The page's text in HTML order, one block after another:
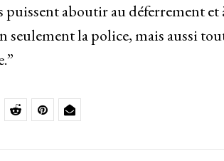
aboutir au déferrement et
la police, mais aussi